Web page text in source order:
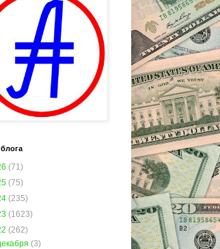
(71)
(75)
(235)
(1623)
(262)
(3)